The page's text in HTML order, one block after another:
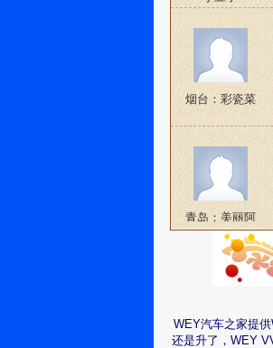
烟台：彩瓷菜
青岛：美丽阿
岩
烟台：不会飞
WEY汽车之家提
还是升了，WEY